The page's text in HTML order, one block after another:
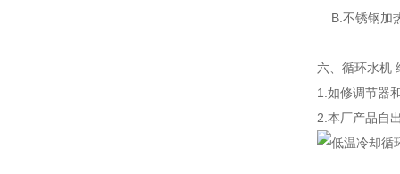
B.不锈钢加
六、循环水机
1.如修调节器
2.本厂产品自